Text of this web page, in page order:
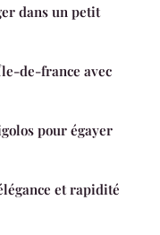
dans un petit
de-france avec
pour égayer
et rapidité